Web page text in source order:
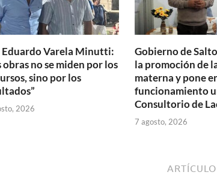
Eduardo Varela Minutti:
obras no se miden por los
sino por los
2026
Gobierno de
la promoción de
materna y pone
funcionamiento
Consultorio de
7 agosto, 2026